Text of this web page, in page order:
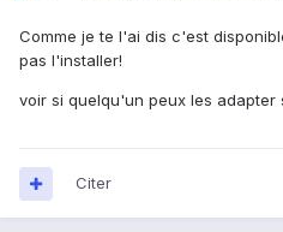
Comme je te l'ai dis c'est
pas l'installer!
voir si quelqu'un peux les adapter
Citer